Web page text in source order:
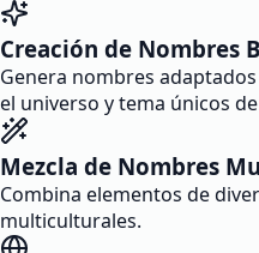
Creación de Nombres
Genera nombres
el universo y tema únicos
Mezcla de Nombres
Combina elementos de
multiculturales.